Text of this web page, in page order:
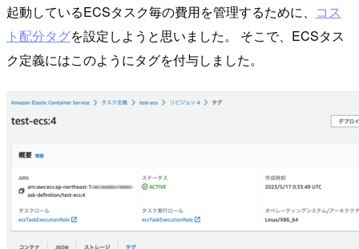
起動しているECSタスク毎の費用を管理するために、 コス
ト配分タグを設定しようと思いました。 そこで、ECSタス
ク定義にはこのようにタグを付与しました。